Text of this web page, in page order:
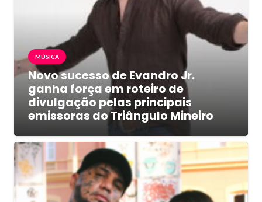
MÚSICA
Novo sucesso de Evandro Jr.
ganha força em roteiro de
divulgação pelas principais
emissoras do Triângulo Mineiro